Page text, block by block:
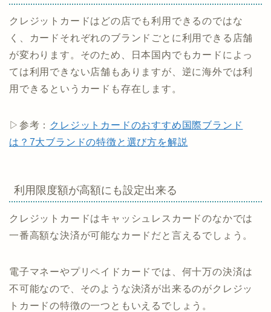
クレジットカードはどの店でも利用できるのではな
く、カードそれぞれのブランドごとに利用できる店舗
が変わります。そのため、日本国内でもカードによっ
ては利用できない店舗もありますが、逆に海外では利
用できるというカードも存在します。
▷参考： クレジットカードのおすすめ国際ブランド
は？7大ブランドの特徴と選び方を解説
利用限度額が高額にも設定出来る
クレジットカードはキャッシュレスカードのなかでは
一番高額な決済が可能なカードだと言えるでしょう。
電子マネーやプリペイドカードでは、何十万の決済は
不可能なので、そのような決済が出来るのがクレジッ
トカードの特徴の一つともいえるでしょう。